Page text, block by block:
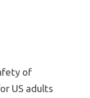
of
US adults